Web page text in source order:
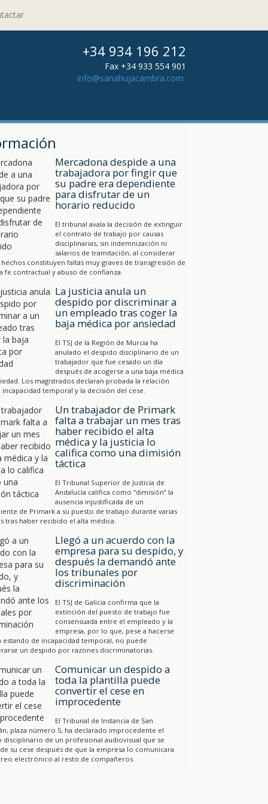
+34 934 196 212
Fax +34 933 554 901
info@sanahujacambra.com
Mercadona despide a una
trabajadora por fingir que
su padre era dependiente
para disfrutar de un
horario reducido
El tribunal avala la decisión de extinguir
el contrato de trabajo por causas
disciplinarias, sin indemnización ni
salarios de tramitación, al considerar
constituyen faltas muy graves de transgresión de
fe contractual y abuso de confianza.
La justicia anula un
despido por discriminar a
un empleado tras coger la
baja médica por ansiedad
El TSJ de la Región de Murcia ha
anulado el despido disciplinario de un
trabajador que fue cesado un día
después de acogerse a una baja médica
Los magistrados declaran probada la relación
incapacidad temporal y la decisión del cese.
Un trabajador de Primark
falta a trabajar un mes tras
haber recibido el alta
médica y la justicia lo
califica como una dimisión
táctica
El Tribunal Superior de Justicia de
Andalucía califica como “dimisión” la
ausencia injustificada de un
de Primark a su puesto de trabajo durante varias
tras haber recibido el alta médica.
Llegó a un acuerdo con la
empresa para su despido, y
después la demandó ante
los tribunales por
discriminación
El TSJ de Galicia confirma que la
extinción del puesto de trabajo fue
consensuada entre el empleado y la
empresa, por lo que, pese a hacerse
estando de incapacidad temporal, no puede
un despido por razones discriminatorias.
Comunicar un despido a
toda la plantilla puede
convertir el cese en
improcedente
El Tribunal de Instancia de San
plaza número 5, ha declarado improcedente el
disciplinario de un profesional audiovisual que se
su cese después de que la empresa lo comunicara
electrónico al resto de compañeros.